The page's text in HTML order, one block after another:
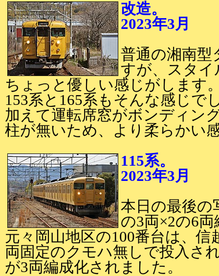
改造。
2023年3月
普通の湘南型
すが、スタ
ちょっと優しい感じがします
153系と165系もそんな感じで
加えて運転席窓がボンディン
柱が無いため、より柔らかい
115系。
2023年3月
本日の最後の
の3両×2の6
元々岡山地区の100番台は、
両固定のクモハ無しで投入さ
が3両編成化されました。